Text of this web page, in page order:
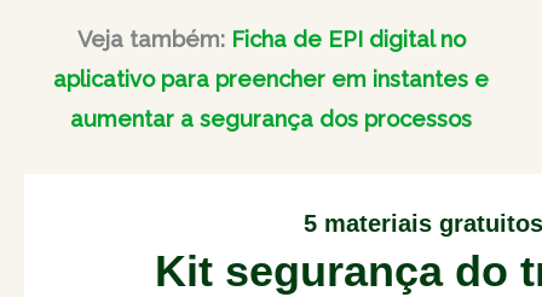
Veja também:Ficha de EPI digital no
aplicativo para preencher em instantes e
aumentar a segurança dos processos
5 materiais gratuitos
Kit segurança do